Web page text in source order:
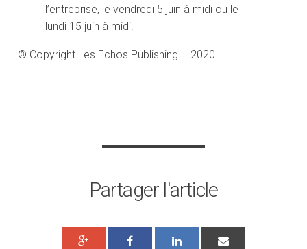
l’entreprise, le vendredi 5 juin à midi ou le
lundi 15 juin à midi.
© Copyright Les Echos Publishing – 2020
Partager l'article